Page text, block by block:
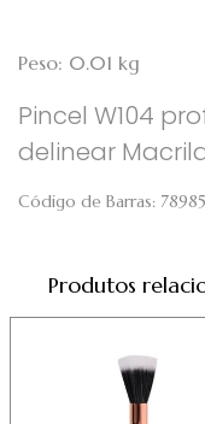
Peso: 0.01 kg
Pincel W104
delinear
Código de Barras:
Produtos